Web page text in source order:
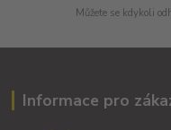
Můžete se kdykoli
Informace pro